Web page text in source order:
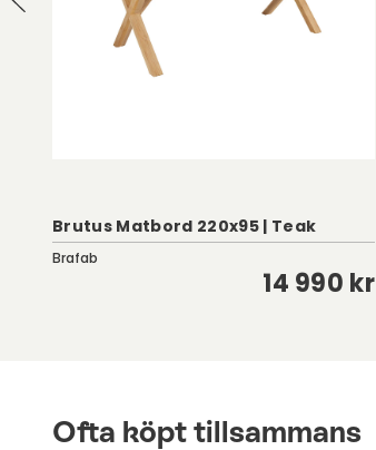
Brutus Matbord 220x95 | Teak
Brafab
14 990 kr
Ofta köpt tillsammans